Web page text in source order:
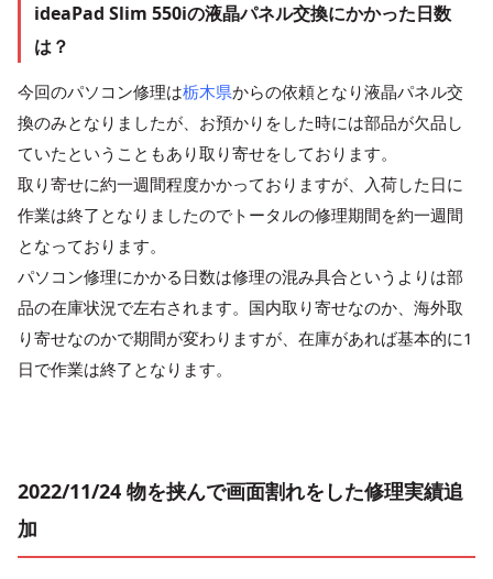
ideaPad Slim 550iの液晶パネル交換にかかった日数
は？
今回のパソコン修理は栃木県からの依頼となり液晶パネル交
換のみとなりましたが、お預かりをした時には部品が欠品し
ていたということもあり取り寄せをしております。
取り寄せに約一週間程度かかっておりますが、入荷した日に
作業は終了となりましたのでトータルの修理期間を約一週間
となっております。
パソコン修理にかかる日数は修理の混み具合というよりは部
品の在庫状況で左右されます。国内取り寄せなのか、海外取
り寄せなのかで期間が変わりますが、在庫があれば基本的に1
日で作業は終了となります。
2022/11/24 物を挟んで画面割れをした修理実績追
加